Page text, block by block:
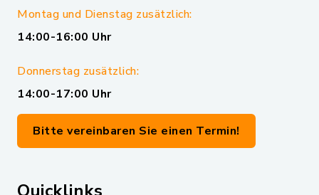
Montag und Dienstag zusätzlich:
14:00-16:00 Uhr
Donnerstag zusätzlich:
14:00-17:00 Uhr
Bitte vereinbaren Sie einen Termin!